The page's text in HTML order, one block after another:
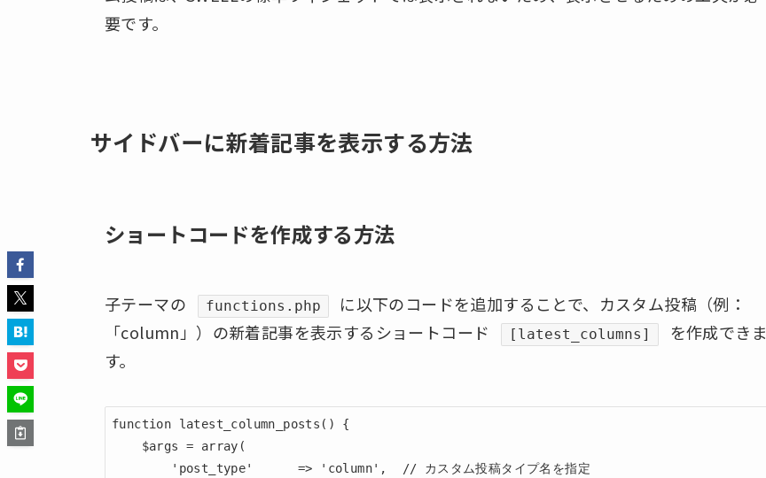
要です。
サイドバーに新着記事を表示する方法
ショートコードを作成する方法
子テーマの functions.php
に以下のコードを追加することで、カスタム投稿（例：
「column」）の新着記事を表示するショートコード
[latest_columns]
を作成できま
す。
function latest_column_posts() {